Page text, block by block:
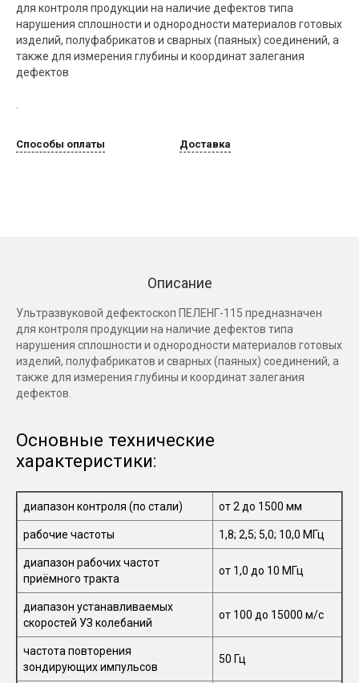
для контроля продукции на наличие дефектов типа
нарушения сплошности и однородности материалов готовых
изделий, полуфабрикатов и сварных (паяных) соединений, а
также для измерения глубины и координат залегания
дефектов
Способы оплаты Доставка
Описание
Ультразвуковой дефектоскоп ПЕЛЕНГ-115 предназначен
для контроля продукции на наличие дефектов типа
нарушения сплошности и однородности материалов готовых
изделий, полуфабрикатов и сварных (паяных) соединений, а
также для измерения глубины и координат залегания
дефектов.
Основные технические
характеристики:
диапазон контроля (по стали) от 2 до 1500 мм
рабочие частоты 1,8; 2,5; 5,0; 10,0 МГц
диапазон рабочих частот
приёмного тракта
от 1,0 до 10 МГц
диапазон устанавливаемых
скоростей УЗ колебаний
от 100 до 15000 м/с
частота повторения
зондирующих импульсов
50 Гц